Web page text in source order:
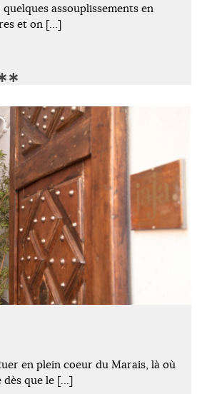
quelques assouplissements en
et on […]
en plein coeur du Marais, là où
dès que le […]